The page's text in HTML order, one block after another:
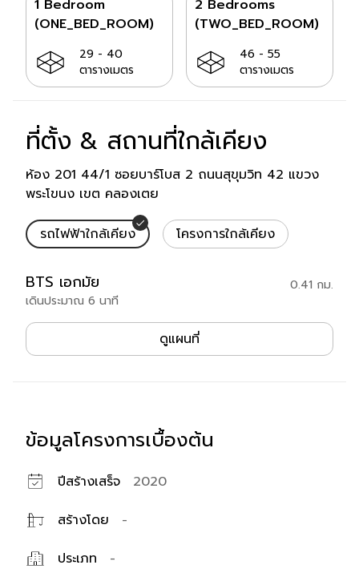
1 Bedroom
(ONE_BED_ROOM)
ขนาดห้อง:29 - 40
ตารางเมตร
2 Bedrooms
(TWO_BED_ROOM)
ขนาดห้อง:46 - 55
ตารางเมตร
ที่ตั้ง & สถานที่ใกล้เคียง
ห้อง 201 44/1 ซอยบาร์โบส 2 ถนนสุขุมวิท 42 แขวง
พระโขนง เขต คลองเตย
สถานที่ใกล้เคียง
รถไฟฟ้าใกล้เคียง โครงการใกล้เคียง
รถไฟฟ้าใกล้เคียง
BTS เอกมัย 0.41 กม.
เดินประมาณ 6 นาที
ที่ตั้ง ดูแผนที่
ข้อมูลโครงการเบื้องต้น
ปีสร้างเสร็จ
2020
สร้างโดย
-
ประเภท
-